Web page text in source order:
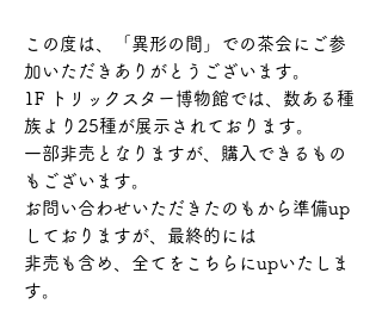
​この度は、「異形の間」での茶会にご参
加いただきありがとうございます。
1F トリックスター博物館では、数ある種
族より25種が展示されております。
一部非売となりますが、購入できるもの
もございます。
お問い合わせいただきたのもから準備up
しておりますが、最終的には
非売も含め、全てをこちらにupいたしま
す。